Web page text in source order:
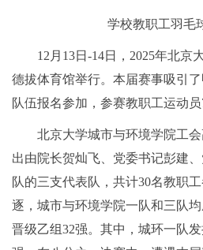
学校教职工羽毛
12月13日-14日，2025年北京
德拔体育馆举行。本届赛事吸引
队伍报名参加，参赛教职工运动员
北京大学城市与环境学院工
出由院长贺灿飞、党委书记彭建
队的三支代表队，共计30名教职
逐，城市与环境学院一队和三队
晋级乙组32强。其中，城环一队